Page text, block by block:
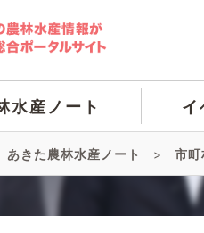
水産ノート イ
あきた農林水産ノート > 市町